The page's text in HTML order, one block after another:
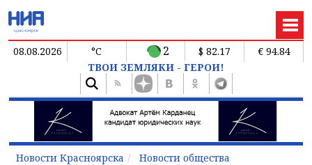
08.08.2026 °C 2 $ 82.17
€ 94.84
ТВОИ ЗЕМЛЯКИ - ГЕРОИ!
Новости Красноярска Новости общества